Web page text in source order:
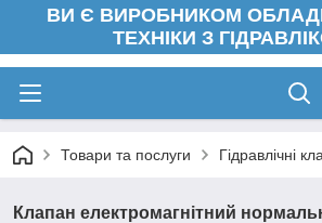
ВИ Є ВИРОБНИКОМ
ТЕХНІКИ З
Товари та послуги Гідравлічні
Клапан електромагнітний